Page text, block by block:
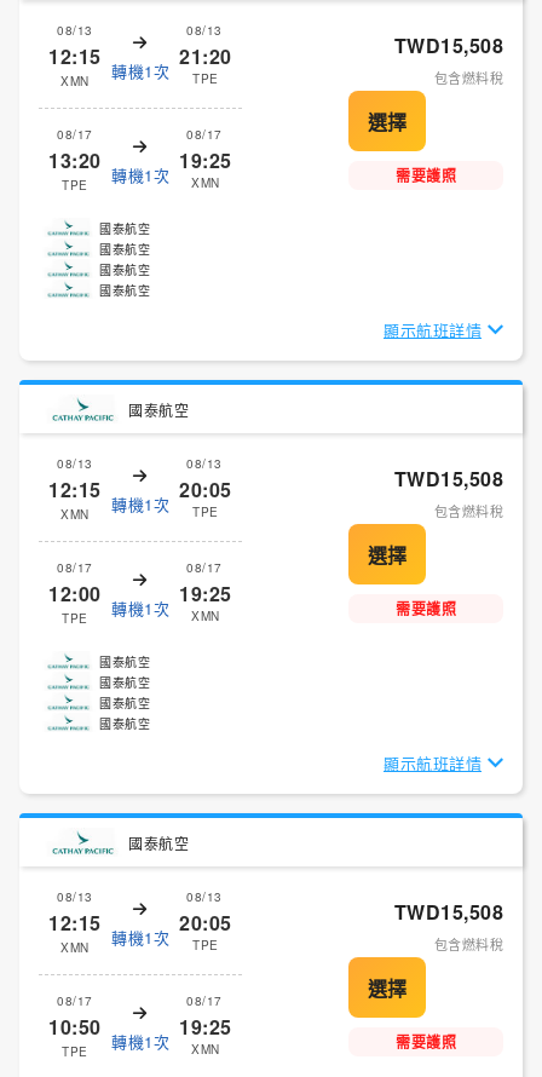
08/13
12:15
XMN 轉機1次
08/13
21:20
TPE
08/17
13:20
TPE 轉機1次
08/17
19:25
XMN
TWD15,508
包含燃料稅
需要護照
國泰航空
國泰航空
國泰航空
國泰航空
顯示航班詳情
國泰航空
08/13
12:15
XMN 轉機1次
08/13
20:05
TPE
08/17
12:00
TPE 轉機1次
08/17
19:25
XMN
TWD15,508
包含燃料稅
需要護照
國泰航空
國泰航空
國泰航空
國泰航空
顯示航班詳情
國泰航空
08/13
12:15
XMN 轉機1次
08/13
20:05
TPE
08/17
10:50
TPE 轉機1次
08/17
19:25
XMN
TWD15,508
包含燃料稅
需要護照